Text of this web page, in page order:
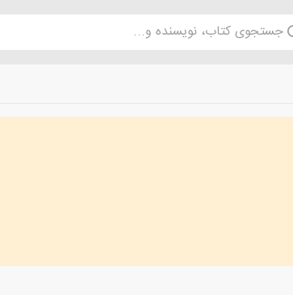
جستجوی کتاب، نویسنده و...